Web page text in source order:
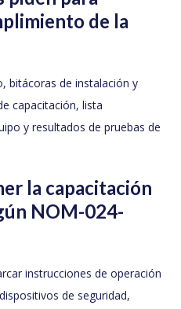
de la
bitácoras de instalación y
capacitación, lista
y resultados de pruebas de
la capacitación
NOM-024-
instrucciones de operación
de seguridad,